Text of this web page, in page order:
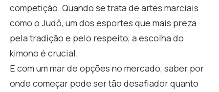
competição. Quando se trata de artes marciais
como o Judô, um dos esportes que mais preza
pela tradição e pelo respeito, a escolha do
kimono é crucial.
E com um mar de opções no mercado, saber por
onde começar pode ser tão desafiador quanto